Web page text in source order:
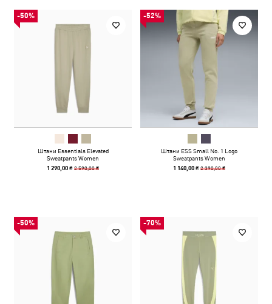
-50%
Штани Essentials Elevated
Sweatpants Women
1 290,00 ₴2 590,00 ₴
-52%
Штани ESS Small No. 1 Logo
Sweatpants Women
1 140,00 ₴2 390,00 ₴
-50% -70%